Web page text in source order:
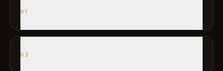
01
02